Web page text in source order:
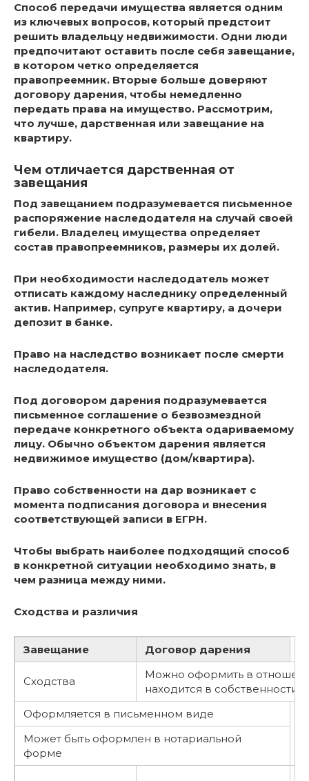
Способ передачи имущества является одним
из ключевых вопросов, который предстоит
решить владельцу недвижимости. Одни люди
предпочитают оставить после себя завещание,
в котором четко определяется
правопреемник. Вторые больше доверяют
договору дарения, чтобы немедленно
передать права на имущество. Рассмотрим,
что лучше, дарственная или завещание на
квартиру.
Чем отличается дарственная от
завещания
Под завещанием подразумевается письменное
распоряжение наследодателя на случай своей
гибели. Владелец имущества определяет
состав правопреемников, размеры их долей.
При необходимости наследодатель может
отписать каждому наследнику определенный
актив. Например, супруге квартиру, а дочери
депозит в банке.
Право на наследство возникает после смерти
наследодателя.
Под договором дарения подразумевается
письменное соглашение о безвозмездной
передаче конкретного объекта одариваемому
лицу. Обычно объектом дарения является
недвижимое имущество (дом/квартира).
Право собственности на дар возникает с
момента подписания договора и внесения
соответствующей записи в ЕГРН.
Чтобы выбрать наиболее подходящий способ
в конкретной ситуации необходимо знать, в
чем разница между ними.
Сходства и различия
Завещание Договор дарения
Сходства
Можно оформить в
находится в собственности
Оформляется в письменном виде
Может быть оформлен в нотариальной
форме